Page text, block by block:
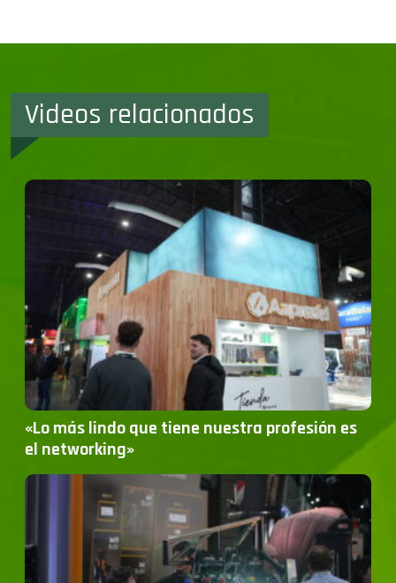
Videos relacionados
«Lo más lindo que tiene nuestra profesión es
el networking»